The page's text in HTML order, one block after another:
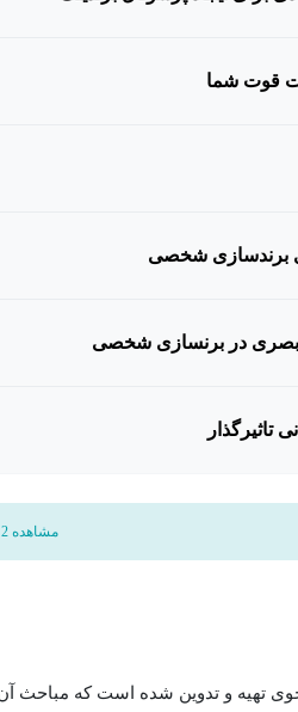
قوت شما
برندسازی شخصی
در برنسازی شخصی
تاثیرگذار
مشاهده 2 فصل دیگر
تهیه و تدوین شده است که مباحث